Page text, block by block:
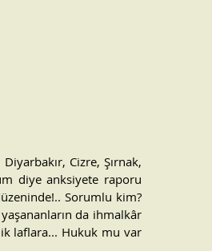
Cizre, Şırnak,
diye anksiyete raporu
Sorumlu kim?
da ihmalkâr
laflara... Hukuk mu var